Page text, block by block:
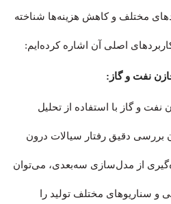
مختلف و کاهش هزینه‌ها شناخته
اصلی آن اشاره کرده‌ایم:
و گاز با استفاده از تحلیل
بررسی دقیق رفتار سیالات درون
از مدل‌سازی سه‌بعدی، می‌توان
و سناریوهای مختلف تولید را